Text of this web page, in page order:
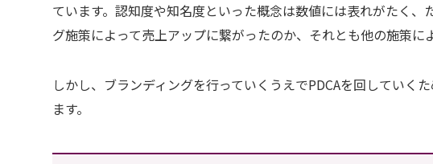
ています。認知度や知名度といった概念は数値には表れがたく
グ施策によって売上アップに繋がったのか、それとも他の施策に
しかし、ブランディングを行っていくうえでPDCAを回していく
ます。